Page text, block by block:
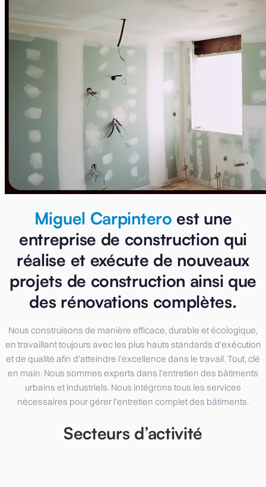
Miguel Carpintero est une
entreprise de construction qui
réalise et exécute de nouveaux
projets de construction ainsi que
des rénovations complètes.
Nous construisons de manière efficace, durable et écologique,
en travaillant toujours avec les plus hauts standards d’exécution
et de qualité afin d’atteindre l’excellence dans le travail. Tout, clé
en main. Nous sommes experts dans l’entretien des bâtiments
urbains et industriels. Nous intégrons tous les services
nécessaires pour gérer l’entretien complet des bâtiments.
Secteurs d’activité